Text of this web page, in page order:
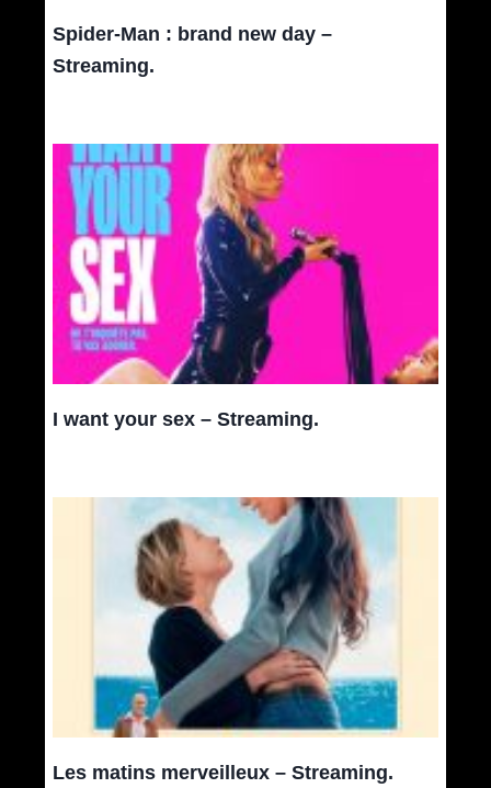
Spider-Man : brand new day –
Streaming.
I want your sex – Streaming.
Les matins merveilleux – Streaming.